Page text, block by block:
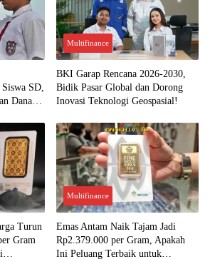
SD,
Dana
Multifinance
BKI Garap Rencana 2026-2030,
Bidik Pasar Global dan Dorong
Inovasi Teknologi Geospasial!
Turun
Gram
Multifinance
Emas Antam Naik Tajam Jadi
Rp2.379.000 per Gram, Apakah
Ini Peluang Terbaik untuk